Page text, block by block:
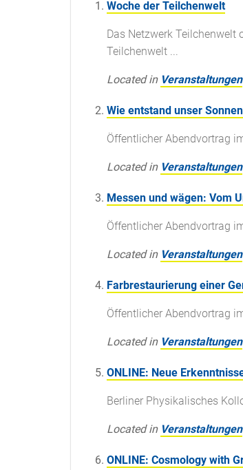
Woche der Teilchenwelt
Das Netzwerk Teilchenwelt
Teilchenwelt ...
Located in Veranstaltungen
Wie entstand unser
Öffentlicher Abendvortrag
Located in Veranstaltungen
Messen und wägen: Vom
Öffentlicher Abendvortrag
Located in Veranstaltungen
Farbrestaurierung einer
Öffentlicher Abendvortrag
Located in Veranstaltungen
ONLINE: Neue
Berliner Physikalisches
Located in Veranstaltungen
ONLINE: Cosmology with